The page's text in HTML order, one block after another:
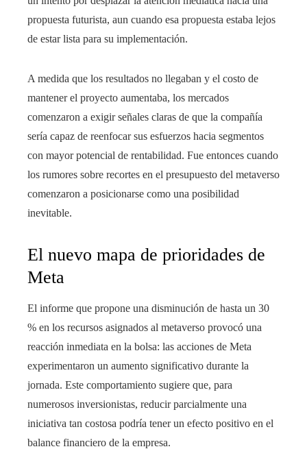
propuesta futurista, aun cuando esa propuesta estaba lejos
de estar lista para su implementación.
A medida que los resultados no llegaban y el costo de
mantener el proyecto aumentaba, los mercados
comenzaron a exigir señales claras de que la compañía
sería capaz de reenfocar sus esfuerzos hacia segmentos
con mayor potencial de rentabilidad. Fue entonces cuando
los rumores sobre recortes en el presupuesto del metaverso
comenzaron a posicionarse como una posibilidad
inevitable.
El nuevo mapa de prioridades de
Meta
El informe que propone una disminución de hasta un 30
% en los recursos asignados al metaverso provocó una
reacción inmediata en la bolsa: las acciones de Meta
experimentaron un aumento significativo durante la
jornada. Este comportamiento sugiere que, para
numerosos inversionistas, reducir parcialmente una
iniciativa tan costosa podría tener un efecto positivo en el
balance financiero de la empresa.